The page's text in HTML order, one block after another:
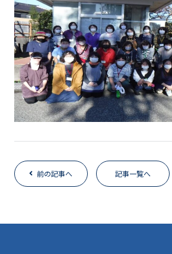
前の記事へ 記事一覧へ